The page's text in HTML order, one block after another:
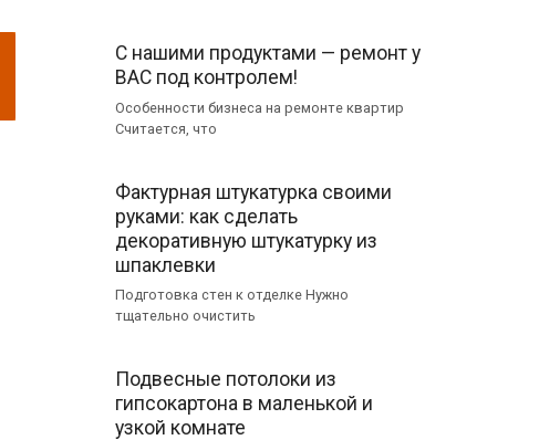
С нашими продуктами — ремонт у
ВАС под контролем!
Особенности бизнеса на ремонте квартир
Считается, что
Фактурная штукатурка своими
руками: как сделать
декоративную штукатурку из
шпаклевки
Подготовка стен к отделке Нужно
тщательно очистить
Подвесные потолоки из
гипсокартона в маленькой и
узкой комнате